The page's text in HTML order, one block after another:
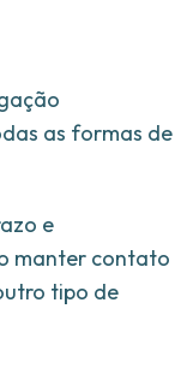
as formas de
e
manter contato
tipo de